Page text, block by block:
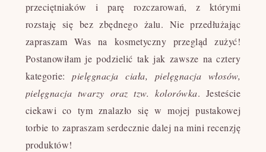
przeciętniaków i parę rozczarowań, z którymi
rozstaję się bez zbędnego żalu. Nie przedłużając
zapraszam Was na kosmetyczny przegląd zużyć!
Postanowiłam je podzielić tak jak zawsze na cztery
kategorie:
pielęgnacja ciała, pielęgnacja włosów,
pielęgnacja twarzy oraz tzw. kolorówka. Jesteście
ciekawi co tym znalazło się w mojej pustakowej
torbie to zapraszam serdecznie dalej na mini recenzję
produktów!